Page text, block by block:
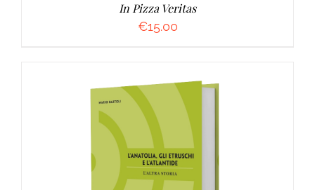
In Pizza Veritas
€15.00